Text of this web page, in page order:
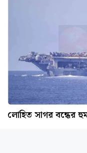
লোহিত সাগর বন্ধের